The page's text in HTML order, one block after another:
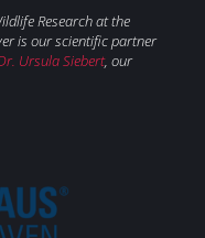
Research at the
is our scientific partner
Ursula Siebert, our